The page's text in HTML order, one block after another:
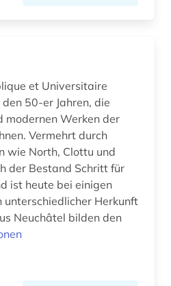
josephinische landesaufnahme (1)
(1)
et Universitaire
50-er Jahren, die
modernen Werken der
Vermehrt durch
wie North, Clottu und
der Bestand Schritt für
ist heute bei einigen
unterschiedlicher Herkunft
Neuchâtel bilden den